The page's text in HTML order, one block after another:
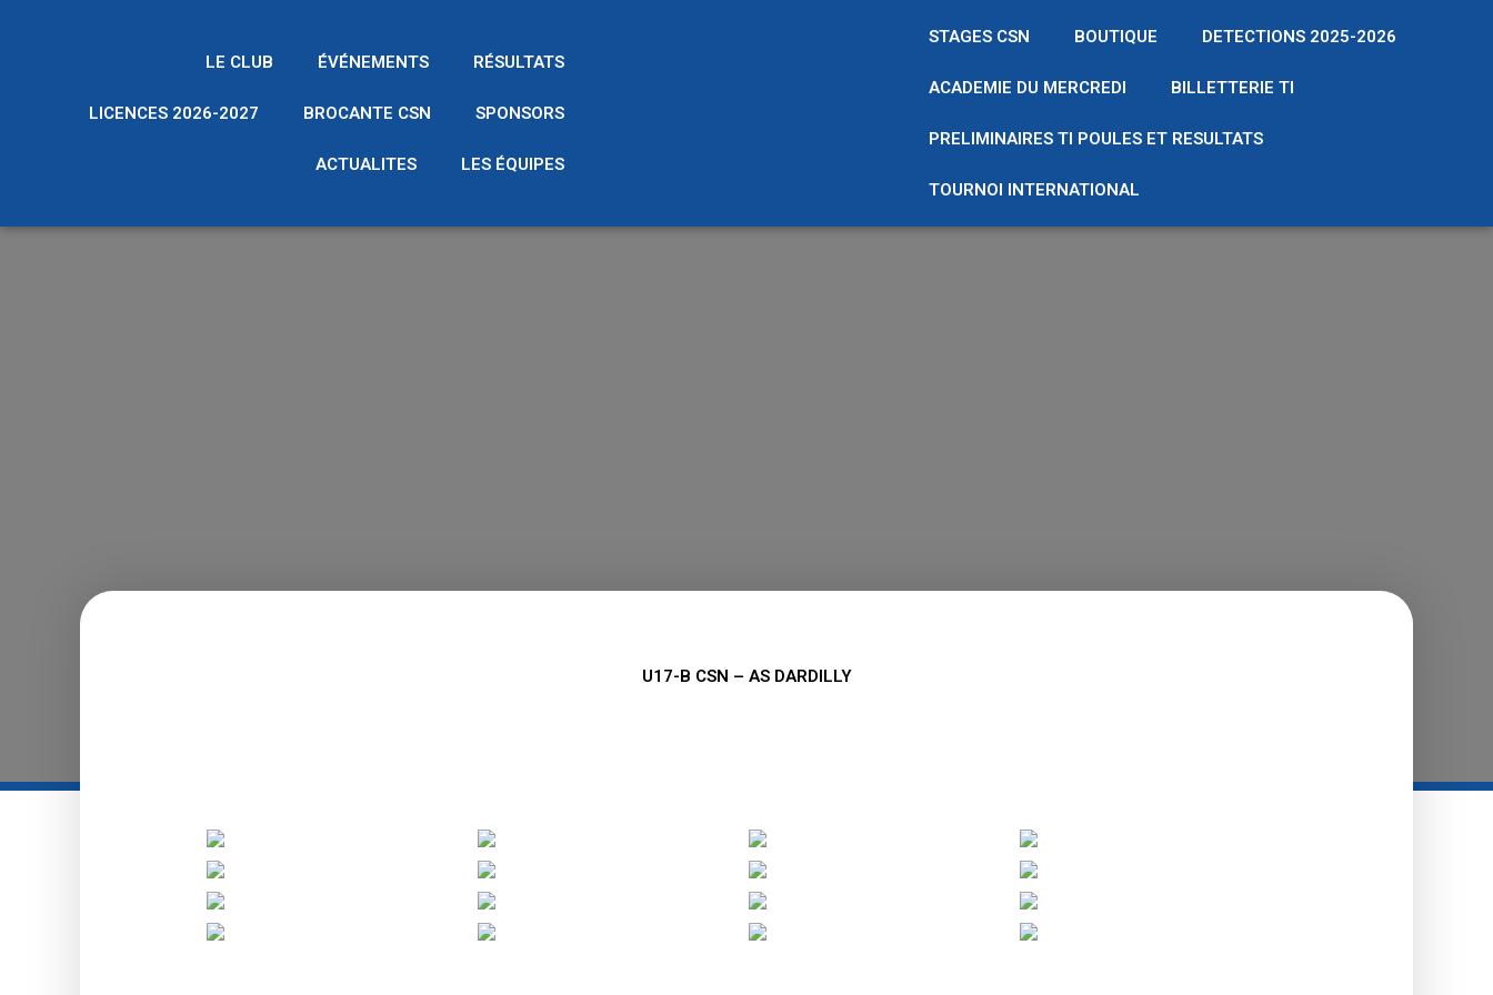
LE CLUB ÉVÉNEMENTS RÉSULTATS
LICENCES 2026-2027 BROCANTE CSN SPONSORS
ACTUALITES LES ÉQUIPES
STAGES CSN BOUTIQUE DETECTIONS 2025-2026
ACADEMIE DU MERCREDI BILLETTERIE TI
PRELIMINAIRES TI POULES ET RESULTATS
TOURNOI INTERNATIONAL
U17-B CSN – AS DARDILLY